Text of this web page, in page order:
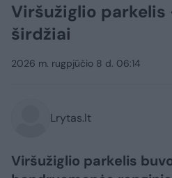
Viršužiglio parkelis
širdžiai
2026 m. rugpjūčio 8 d. 06:14
Lrytas.lt
Viršužiglio parkelis